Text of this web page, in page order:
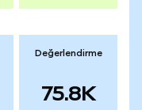
Değerlendirme
75.8K